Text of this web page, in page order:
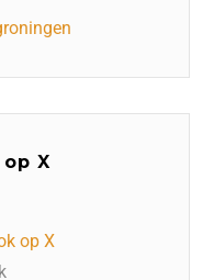
X
op X